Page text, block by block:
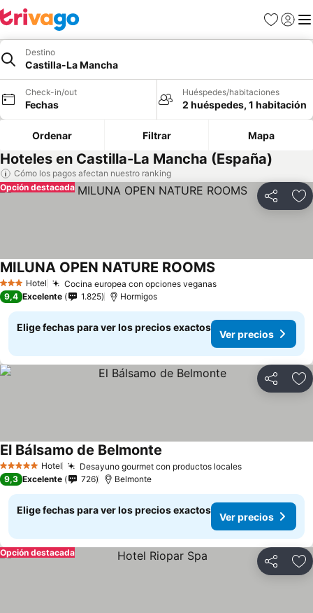
Favoritos
Iniciar
Destino
Castilla-La Mancha
Check-in/out
Fechas
Huéspedes/habitaciones
2 huéspedes, 1 habitación
Ordenar Filtrar Mapa
Hoteles en Castilla-La Mancha (España)
Cómo los pagos afectan nuestro ranking
Compartir
Opción destacada
3 Estrellas
Hotel Cocina europea con opciones veganasVer precios
MILUNA OPEN NATURE ROOMS
9,4 Excelente 1.825 Hormigos
Elige fechas para ver los precios exactos
Ver precios
Compartir
5 Estrellas Hotel Desayuno gourmet con productos localesVer precios
El Bálsamo de Belmonte
9,3 Excelente 726 Belmonte
Elige fechas para ver los precios exactos
Ver precios
Compartir
Opción destacada